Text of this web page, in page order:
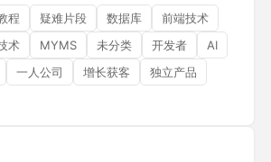
程 疑难片段 数据库
前端技术
术 MYMS 未分类 开发者
AI
一人公司 增长获客
独立产品